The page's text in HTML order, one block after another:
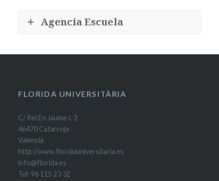
Agencia Escuela
FLORIDA UNIVERSITÀRIA
C/ Rei En Jaume I, 2
46470 Catarroja
Valencia
http://www.floridauniversitaria.es
info@florida.es
Tel: 96 115 23 32